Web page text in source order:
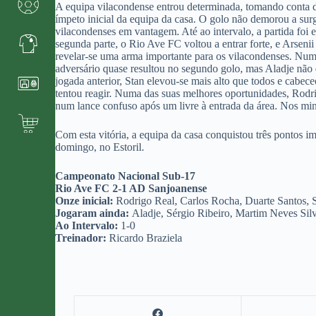
A equipa vilacondense entrou determinada, tomando
ímpeto inicial da equipa da casa. O golo não demorou a
vilacondenses em vantagem. Até ao intervalo, a partida foi
segunda parte, o Rio Ave FC voltou a entrar forte, e
revelar-se uma arma importante para os vilacondenses.
adversário quase resultou no segundo golo, mas Aladje
jogada anterior, Stan elevou-se mais alto que todos e
tentou reagir. Numa das suas melhores oportunidades,
num lance confuso após um livre à entrada da área. Nos
Com esta vitória, a equipa da casa conquistou três pontos
domingo, no Estoril.
Campeonato Nacional Sub-17
Rio Ave FC 2-1 AD Sanjoanense
Onze inicial: Rodrigo Real, Carlos Rocha, Duarte
Jogaram ainda: Aladje, Sérgio Ribeiro, Martim Neves
Ao Intervalo: 1-0
Treinador: Ricardo Braziela